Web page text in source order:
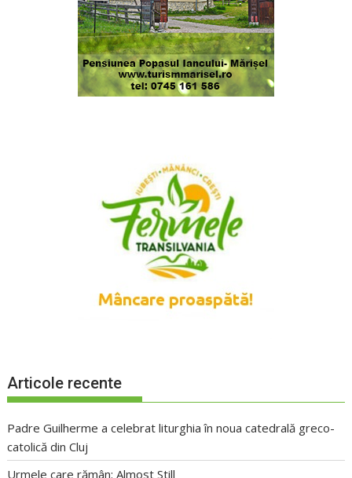
Articole recente
Padre Guilherme a celebrat liturghia în noua catedrală greco-
catolică din Cluj
Urmele care rămân: Almost Still